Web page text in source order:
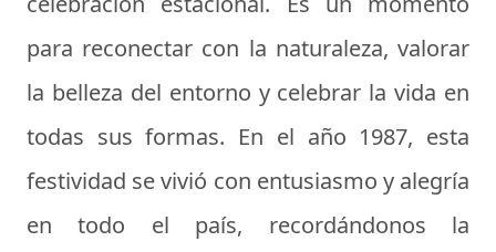
para reconectar con la naturaleza, valorar
la belleza del entorno y celebrar la vida en
todas sus formas. En el año 1987, esta
festividad se vivió con entusiasmo y alegría
en todo el país, recordándonos la